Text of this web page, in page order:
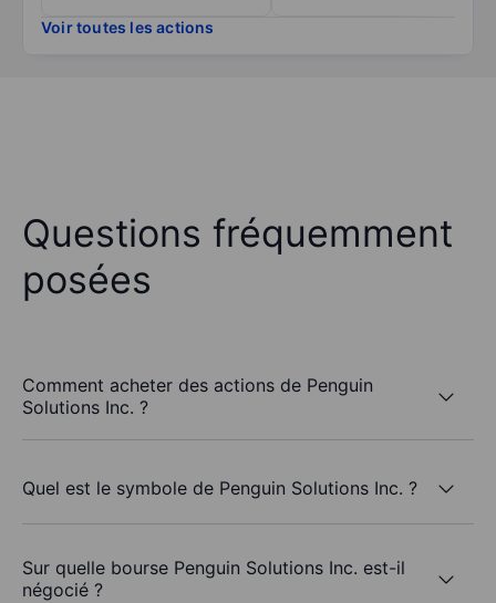
Voir toutes les actions
Questions fréquemment
posées
Comment acheter des actions de Penguin
Solutions Inc. ?
Quel est le symbole de Penguin Solutions Inc. ?
Sur quelle bourse Penguin Solutions Inc. est-il
négocié ?